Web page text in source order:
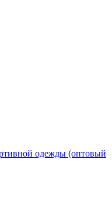
одежды (оптовый